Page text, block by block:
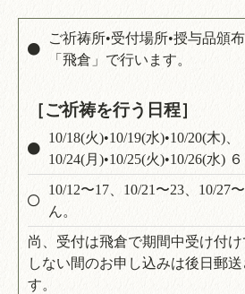
ご祈祷所•受付場所•授与品頒
「飛倉」で行います。
［ご祈祷を行う日程］
10/18(火)•10/19(水)•10/20(木)、
10/24(月)•10/25(火)•10/26(水)
10/12〜17、10/21〜23、10/27
ん。
尚、受付は飛倉で期間中受け付
しない間のお申し込みは後日郵
す。